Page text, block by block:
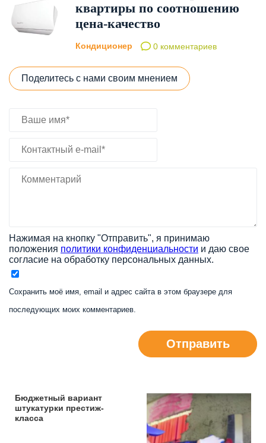
квартиры по соотношению
цена-качество
Кондиционер 0 комментариев
Поделитесь с нами своим мнением
Нажимая на кнопку "Отправить", я принимаю
положения политики конфиденциальности и даю свое
согласие на обработку персональных данных.
Сохранить моё имя, email и адрес сайта в этом браузере для
последующих моих комментариев.
Отправить
Бюджетный вариант
штукатурки престиж-
класса